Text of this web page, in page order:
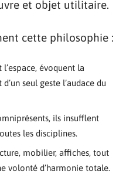
et objet utilitaire.
cette philosophie :
évoquent la
seul geste l’audace du
ils insufflent
les disciplines.
mobilier, affiches, tout
volonté d’harmonie totale.